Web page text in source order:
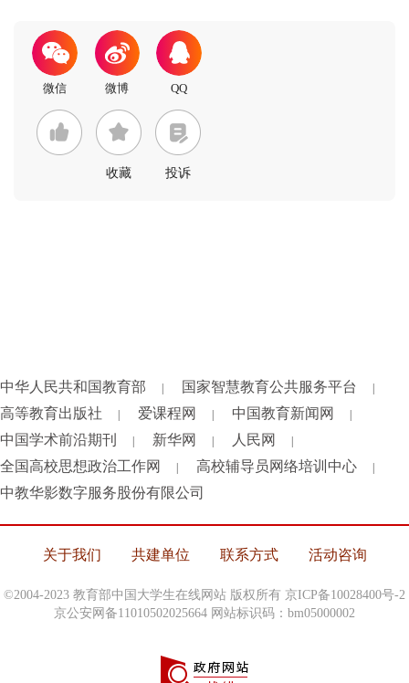
收藏 投诉
中华人民共和国教育部 国家智慧教育公共服务平台
高等教育出版社 爱课程网 中国教育新闻网
中国学术前沿期刊 新华网 人民网
全国高校思想政治工作网 高校辅导员网络培训中心
中教华影数字服务股份有限公司
关于我们 共建单位 联系方式 活动咨询
©2004-2023 教育部中国大学生在线网站 版权所有 京ICP备10028400号-2
京公安网备11010502025664 网站标识码：bm05000002